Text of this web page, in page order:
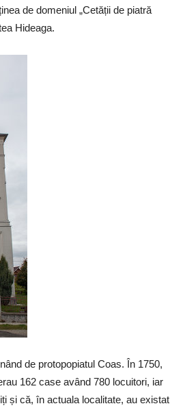
de domeniul „Cetății de piatră
Hideaga.
de protopopiatul Coas. În 1750,
162 case având 780 locuitori, iar
și că, în actuala localitate, au existat